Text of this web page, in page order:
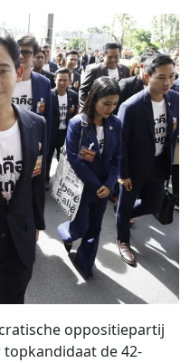
oppositiepartij
de 42-